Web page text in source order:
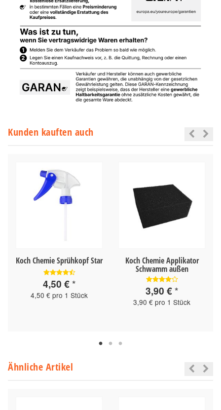
Kunden kauften auch
Koch Chemie Sprühkopf Star
4,50 €*
4,50 € pro 1 Stück
Koch Chemie Applikator
Schwamm außen
3,90 €*
3,90 € pro 1 Stück
Ähnliche Artikel